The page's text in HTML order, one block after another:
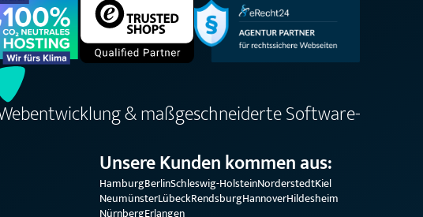
& maßgeschneiderte Software-
Unsere Kunden kommen aus:
HamburgBerlinSchleswig-HolsteinNorderstedtKiel
NeumünsterLübeckRendsburgHannoverHildesheim